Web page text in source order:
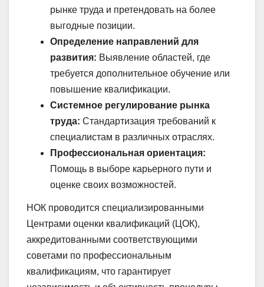
рынке труда и претендовать на более
выгодные позиции.
Определение направлений для
развития: Выявление областей, где
требуется дополнительное обучение или
повышение квалификации.
Системное регулирование рынка
труда: Стандартизация требований к
специалистам в различных отраслях.
Профессиональная ориентация:
Помощь в выборе карьерного пути и
оценке своих возможностей.
НОК проводится специализированными
Центрами оценки квалификаций (ЦОК),
аккредитованными соответствующими
советами по профессиональным
квалификациям, что гарантирует